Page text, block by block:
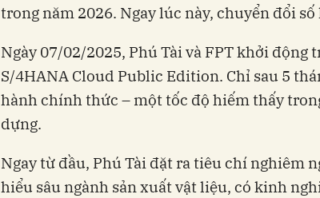
trong năm 2026. Ngay lúc này, chuyển đổi số
Ngày 07/02/2025, Phú Tài và FPT khởi động
S/4HANA Cloud Public Edition. Chỉ sau 5
hành chính thức – một tốc độ hiếm thấy
dựng.
Ngay từ đầu, Phú Tài đặt ra tiêu chí nghiêm
hiểu sâu ngành sản xuất vật liệu, có kinh